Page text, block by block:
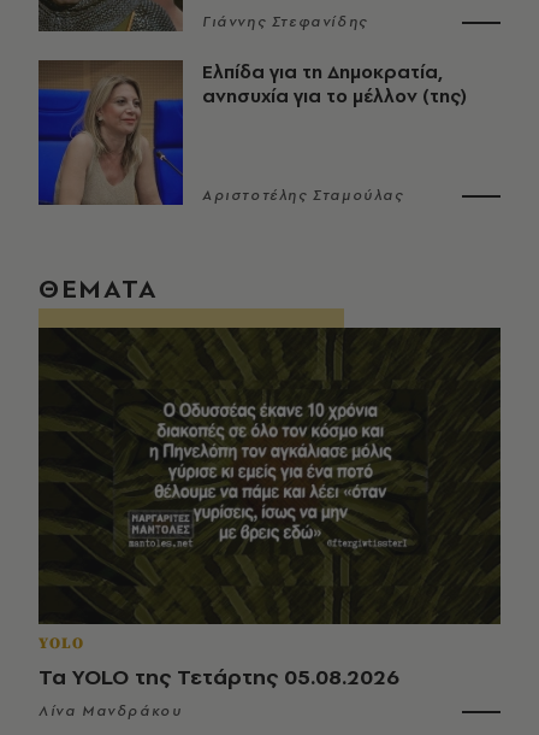
Γιάννης Στεφανίδης
Ελπίδα για τη Δημοκρατία,
ανησυχία για το μέλλον (της)
Αριστοτέλης Σταμούλας
ΘΕΜΑΤΑ
YOLO
Τα YOLO της Τετάρτης 05.08.2026
Λίνα Μανδράκου